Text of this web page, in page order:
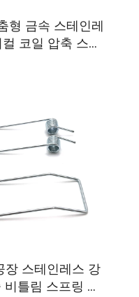
형 금속 스테인레
코일 압축 스프
장 스테인레스 강
틀림 스프링 데